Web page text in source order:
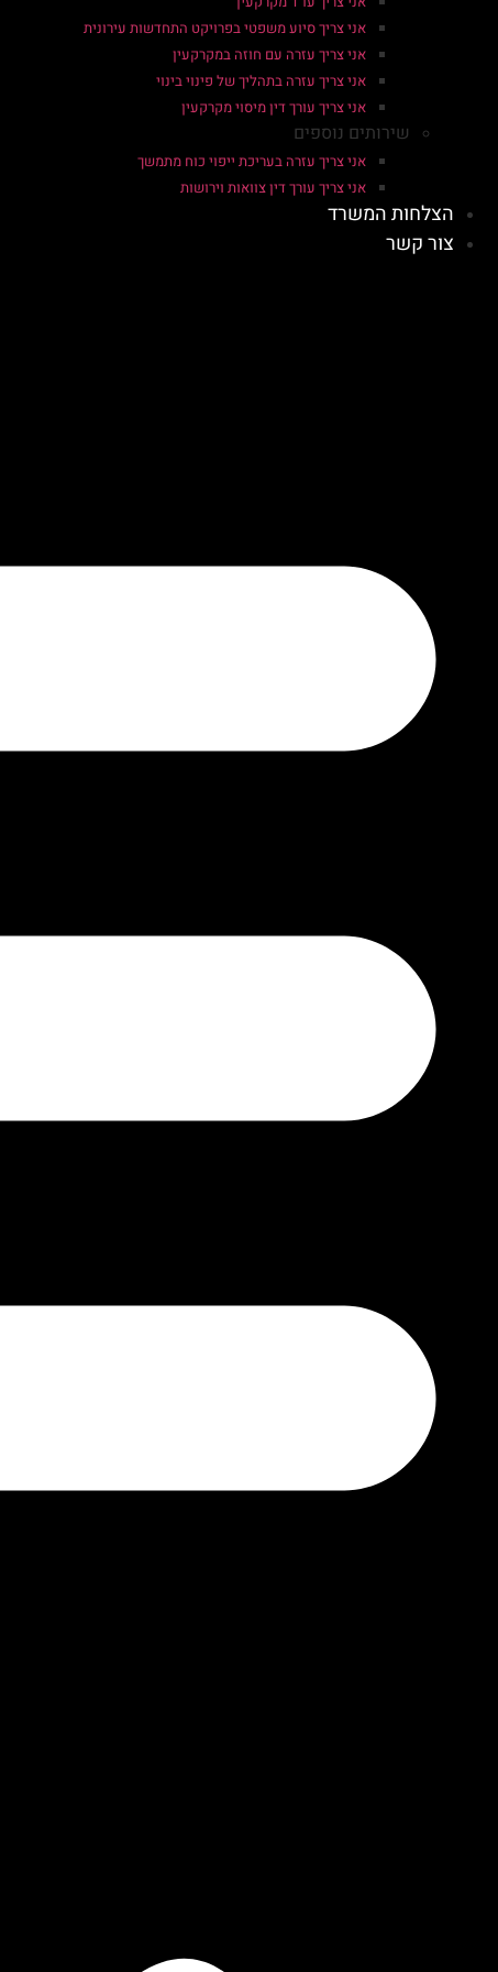
אני צריך סיוע משפטי בפרויקט התחדשות עירונית
אני צריך עזרה עם חוזה במקרקעין
אני צריך עזרה בתהליך של פינוי בינוי
אני צריך עורך דין מיסוי מקרקעין
שירותים נוספים
אני צריך עזרה בעריכת ייפוי כוח מתמשך
אני צריך עורך דין צוואות וירושות
הצלחות המשרד
צור קשר